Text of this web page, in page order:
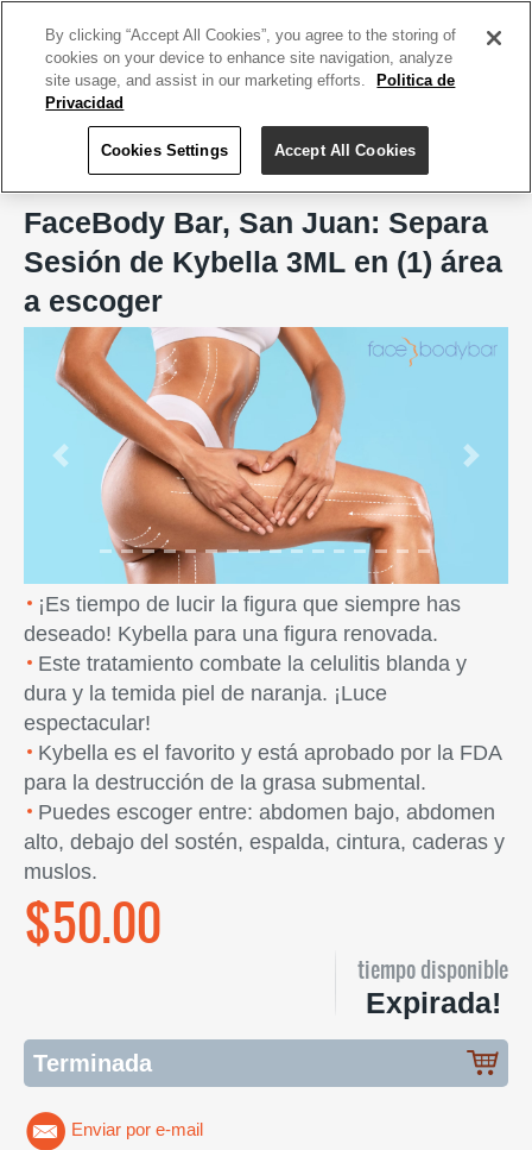
FaceBody Bar, San Juan
FaceBody Bar, San Juan: Separa
Sesión de Kybella 3ML en (1) área
a escoger
Previous Next
¡Es tiempo de lucir la figura que siempre has
deseado! Kybella para una figura renovada.
Este tratamiento combate la celulitis blanda y
dura y la temida piel de naranja. ¡Luce
espectacular!
Kybella es el favorito y está aprobado por la FDA
para la destrucción de la grasa submental.
Puedes escoger entre: abdomen bajo, abdomen
alto, debajo del sostén, espalda, cintura, caderas y
muslos.
$50.00
tiempo disponible
Expirada!
Terminada
Enviar por e-mail
By clicking “Accept All Cookies”, you agree to the storing of
cookies on your device to enhance site navigation, analyze
site usage, and assist in our marketing efforts.
Politica de
Privacidad
Cookies Settings Accept All Cookies